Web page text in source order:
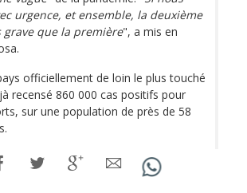
urgence, et ensemble, la deuxième
que la première", a mis en
officiellement de loin le plus touché
recensé 860 000 cas positifs pour
sur une population de près de 58